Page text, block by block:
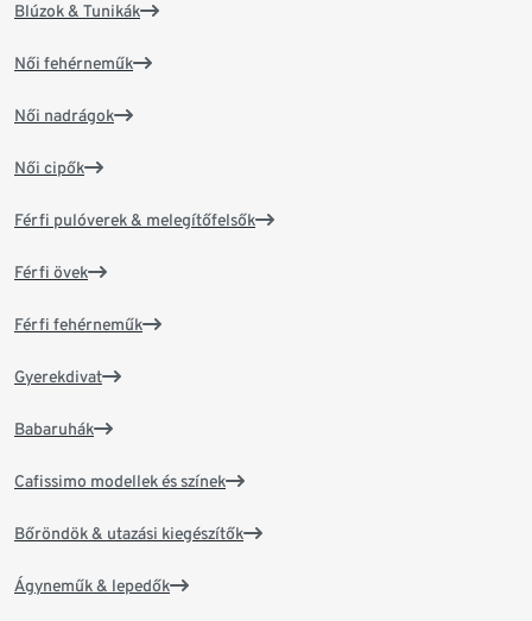
Blúzok & Tunikák
Női fehérneműk
Női nadrágok
Női cipők
Férfi pulóverek & melegítőfelsők
Férfi övek
Férfi fehérneműk
Gyerekdivat
Babaruhák
Cafissimo modellek és színek
Bőröndök & utazási kiegészítők
Ágyneműk & lepedők